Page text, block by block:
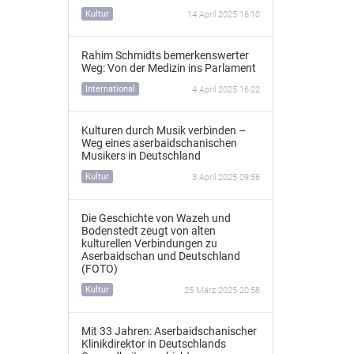
Kultur 14 April 2025 16:10
Rahim Schmidts bemerkenswerter
Weg: Von der Medizin ins Parlament
International 4 April 2025 16:22
Kulturen durch Musik verbinden –
Weg eines aserbaidschanischen
Musikers in Deutschland
Kultur 3 April 2025 09:56
Die Geschichte von Wazeh und
Bodenstedt zeugt von alten
kulturellen Verbindungen zu
Aserbaidschan und Deutschland
(FOTO)
Kultur 25 März 2025 20:58
Mit 33 Jahren: Aserbaidschanischer
Klinikdirektor in Deutschlands